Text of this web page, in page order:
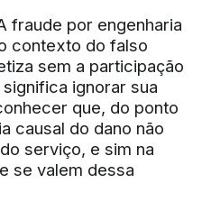
fraude por engenharia
contexto do falso
sem a participação
ignorar sua
que, do ponto
causal do dano não
serviço, e sim na
se valem dessa